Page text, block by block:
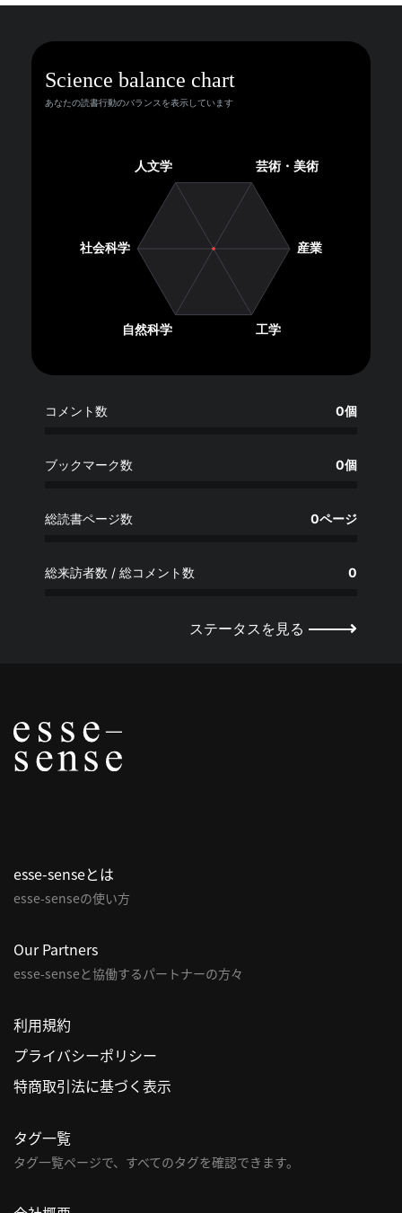
Science balance chart
あなたの読書行動のバランスを表示しています
コメント数 0個
ブックマーク数 0個
総読書ページ数 0ページ
総来訪者数 / 総コメント数 0
ステータスを見る
esse-senseとは
esse-senseの使い方
Our Partners
esse-senseと協働するパートナーの方々
利用規約
プライバシーポリシー
特商取引法に基づく表示
タグ一覧
タグ一覧ページで、すべてのタグを確認できます。